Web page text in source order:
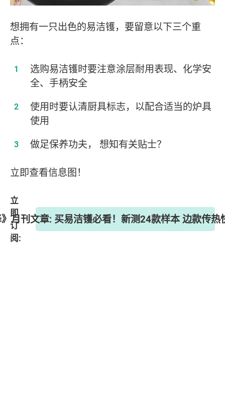
想拥有一只出色的易洁镬，要留意以下三个重
点：
选购易洁镬时要注意涂层耐用表现、化学安
全、手柄安全
使用时要认清厨具标志，以配合适当的炉具
使用
做足保养功夫， 想知有关贴士？
立即查看信息图！
立
即
订
阅:
月刊文章: 买易洁镬必看！新测24款样本 边款传热